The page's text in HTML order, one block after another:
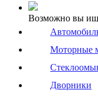
Возможно вы
Моторные
Дворники